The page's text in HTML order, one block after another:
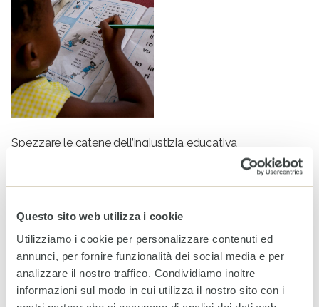
Questo sito web utilizza i cookie
Utilizziamo i cookie per personalizzare contenuti ed
annunci, per fornire funzionalità dei social media e per
analizzare il nostro traffico. Condividiamo inoltre
informazioni sul modo in cui utilizza il nostro sito con i
Spezzare le catene dell’ingiustizia educativa